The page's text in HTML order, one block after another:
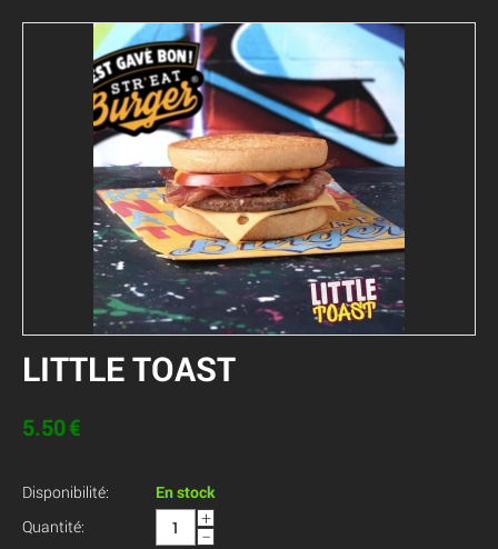
LITTLE TOAST
5.50€
Disponibilité:
En stock
Quantité:
+
−